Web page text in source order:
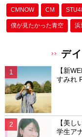
CMNOW CM
僕が⾒たかった⻘空 浜
デ
【新
すみれ
【美し
学生ア